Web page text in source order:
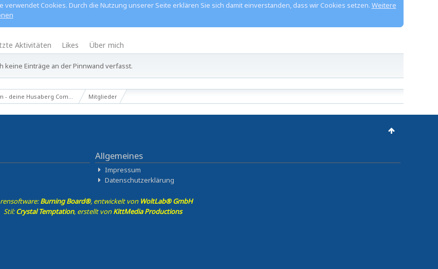
verwendet Cookies. Durch die Nutzung unserer Seite erklären Sie sich damit einverstanden, dass wir Cookies setzen. Weitere
Aktivitäten Likes Über mich
keine Einträge an der Pinnwand verfasst.
Husaberg Community Mitglieder
Allgemeines
Impressum
Datenschutzerklärung
Burning Board®, entwickelt von WoltLab® GmbH
Stil:Crystal Temptation, erstellt vonKittMedia Productions